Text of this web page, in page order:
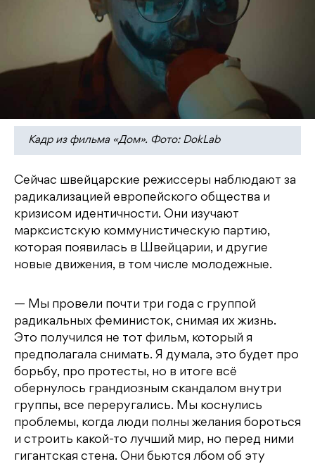
Кадр из фильма «Дом». Фото: DokLab
Сейчас швейцарские режиссеры наблюдают за
радикализацией европейского общества и
кризисом идентичности. Они изучают
марксистскую коммунистическую партию,
которая появилась в Швейцарии, и другие
новые движения, в том числе молодежные.
— Мы провели почти три года с группой
радикальных феминисток, снимая их жизнь.
Это получился не тот фильм, который я
предполагала снимать. Я думала, это будет про
борьбу, про протесты, но в итоге всё
обернулось грандиозным скандалом внутри
группы, все переругались. Мы коснулись
проблемы, когда люди полны желания бороться
и строить какой-то лучший мир, но перед ними
гигантская стена. Они бьются лбом об эту